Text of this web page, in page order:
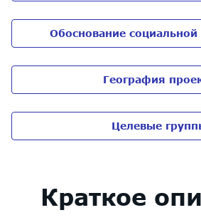
Обоснование социальной
География
Целевые
Краткое